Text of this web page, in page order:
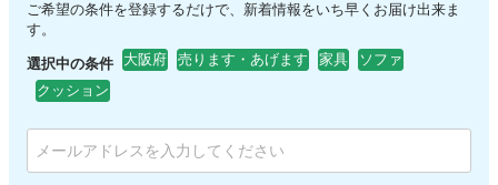
ご希望の条件を登録するだけで、新着情報をいち早くお届け出来ま
す。
選択中の条件 大阪府 売ります・あげます 家具
ソファ
クッション